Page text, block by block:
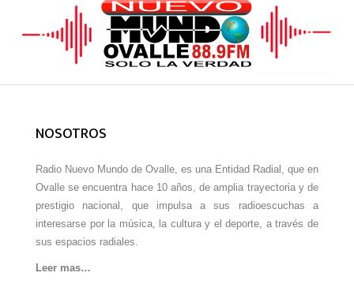
NOSOTROS
Radio Nuevo Mundo de Ovalle, es una Entidad Radial, que en
Ovalle se encuentra hace 10 años, de amplia trayectoria y de
prestigio nacional, que impulsa a sus radioescuchas a
interesarse por la música, la cultura y el deporte, a través de
sus espacios radiales.
Leer mas…